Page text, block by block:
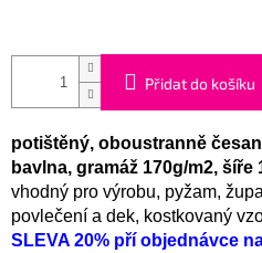
Přidat do košíku
potištěný, oboustranně
bavlna, gramáž 170g/m2, šíře
vhodný pro výrobu, pyžam,
povlečení a dek, kostkovaný
SLEVA 20% pří objednávce